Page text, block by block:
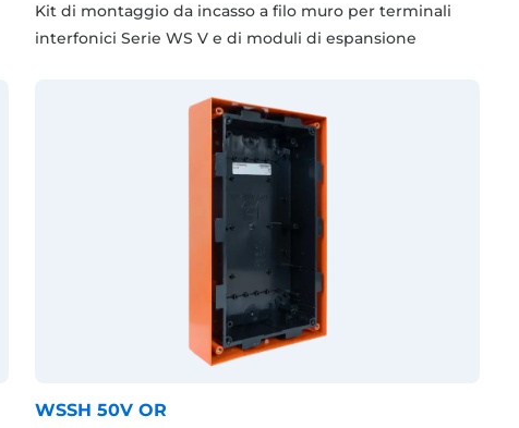
Kit di montaggio da incasso a filo muro per terminali
interfonici Serie WS V e di moduli di espansione
WSSH 50V OR